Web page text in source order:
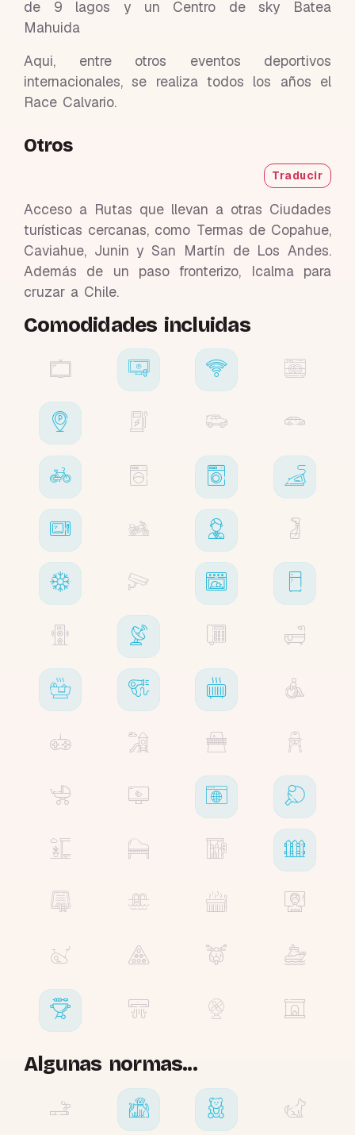
de 9 lagos y un Centro de sky Batea
Mahuida
Aqui, entre otros eventos deportivos
internacionales, se realiza todos los años el
Race Calvario.
Otros
Traducir
Acceso a Rutas que llevan a otras Ciudades
turísticas cercanas, como Termas de Copahue,
Caviahue, Junin y San Martín de Los Andes.
Además de un paso fronterizo, Icalma para
cruzar a Chile.
Comodidades incluidas
Algunas normas...